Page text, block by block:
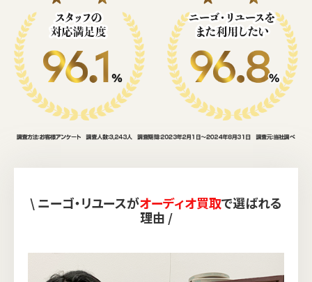
\ ニーゴ・リユースがオーディオ買取で選ばれる
理由 /